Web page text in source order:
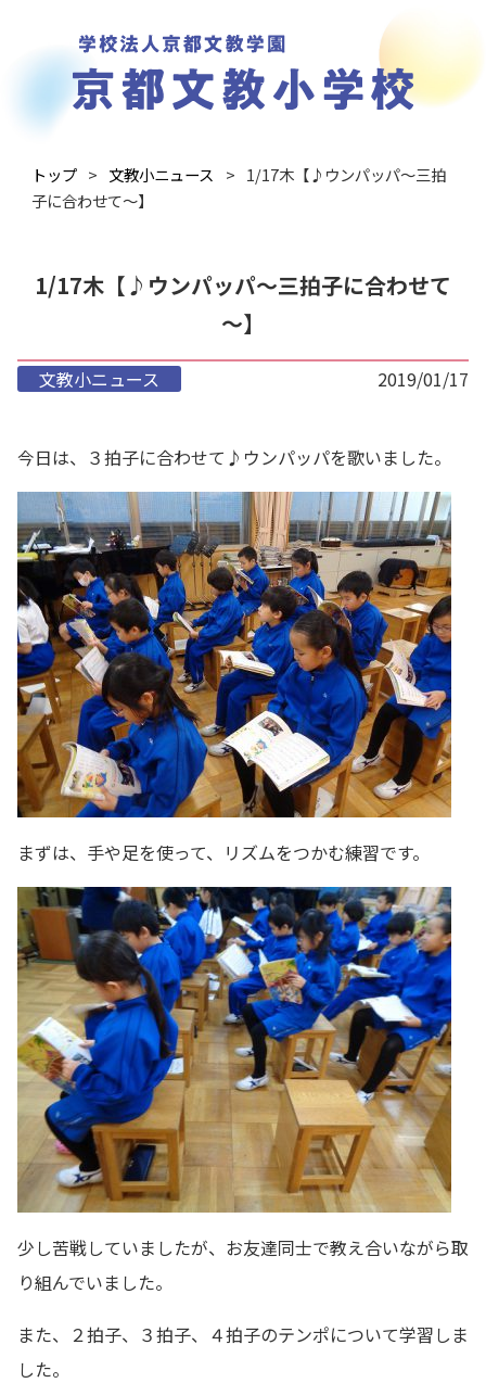
トップ 文教小ニュース
1/17木【♪ウンパッパ～三拍
子に合わせて～】
1/17木【♪ウンパッパ～三拍子に合わせて
～】
文教小ニュース 2019/01/17
今日は、３拍子に合わせて♪ウンパッパを歌いました。
まずは、手や足を使って、リズムをつかむ練習です。
少し苦戦していましたが、お友達同士で教え合いながら取
り組んでいました。
また、２拍子、３拍子、４拍子のテンポについて学習しま
した。